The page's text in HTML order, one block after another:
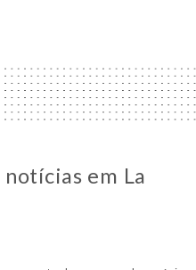
em La